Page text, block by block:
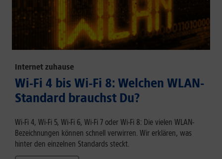
Internet zuhause
Wi-Fi 4 bis Wi-Fi 8: Welchen WLAN-
Standard brauchst Du?
Wi-Fi 4, Wi-Fi 5, Wi-Fi 6, Wi-Fi 7 oder Wi-Fi 8: Die vielen WLAN-
Bezeichnungen können schnell verwirren. Wir erklären, was
hinter den einzelnen Standards steckt.